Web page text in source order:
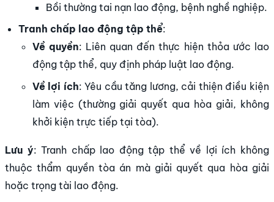
Bồi thường tai nạn lao động, bệnh nghề nghiệp.
Tranh chấp lao động tập thể:
Về quyền: Liên quan đến thực hiện thỏa ước lao
động tập thể, quy định pháp luật lao động.
Về lợi ích: Yêu cầu tăng lương, cải thiện điều kiện
làm việc (thường giải quyết qua hòa giải, không
khởi kiện trực tiếp tại tòa).
Lưu ý: Tranh chấp lao động tập thể về lợi ích không
thuộc thẩm quyền tòa án mà giải quyết qua hòa giải
hoặc trọng tài lao động.